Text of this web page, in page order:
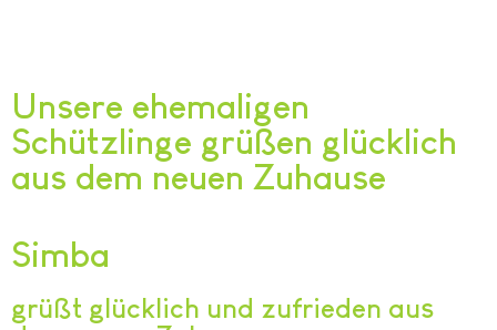
Unsere ehemaligen
Schützlinge grüßen glücklich
aus dem neuen Zuhause
Simba
grüßt glücklich und zufrieden aus